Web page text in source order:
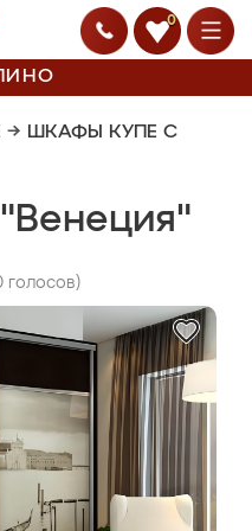
0
→ ШКАФЫ КУПЕ С
голосов)